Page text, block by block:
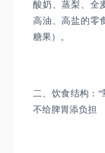
酸奶、蒸梨、全
高油、高盐的零
糖果）。
二、饮食结构：“
不给脾胃添负担